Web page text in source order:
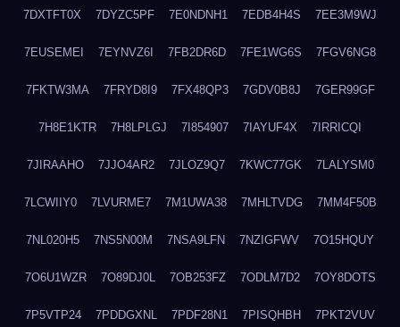
7DXTFT0X 7DYZC5PF 7E0NDNH1 7EDB4H4S 7EE3M9WJ
7EUSEMEI 7EYNVZ6I 7FB2DR6D 7FE1WG6S 7FGV6NG8
7FKTW3MA 7FRYD8I9 7FX48QP3 7GDV0B8J 7GER99GF
7H8E1KTR 7H8LPLGJ 7I854907 7IAYUF4X 7IRRICQI
7JIRAAHO 7JJO4AR2 7JLOZ9Q7 7KWC77GK 7LALYSM0
7LCWIIY0 7LVURME7 7M1UWA38 7MHLTVDG 7MM4F50B
7NL020H5 7NS5N00M 7NSA9LFN 7NZIGFWV 7O15HQUY
7O6U1WZR 7O89DJ0L 7OB253FZ 7ODLM7D2 7OY8DOTS
7P5VTP24 7PDDGXNL 7PDF28N1 7PISQHBH 7PKT2VUV